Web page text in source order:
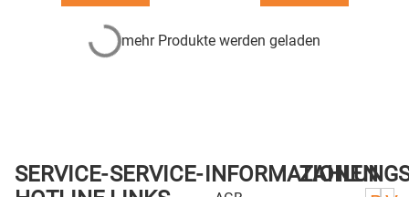
3,50€*
9,50€–19,95€*